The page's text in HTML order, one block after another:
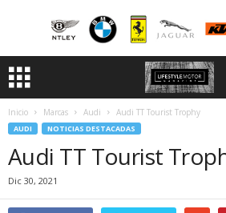
Inicio Marcas Audi Audi TT Tourist Trophy
AUDI NOTICIAS DESTACADAS
Audi TT Tourist
Dic 30, 2021